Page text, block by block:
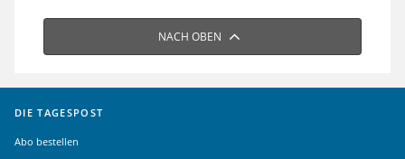
NACH OBEN
DIE TAGESPOST
Abo bestellen